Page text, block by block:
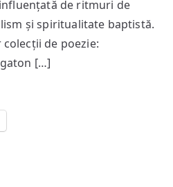
de ritmuri de
și spiritualitate baptistă.
de poezie:
[…]